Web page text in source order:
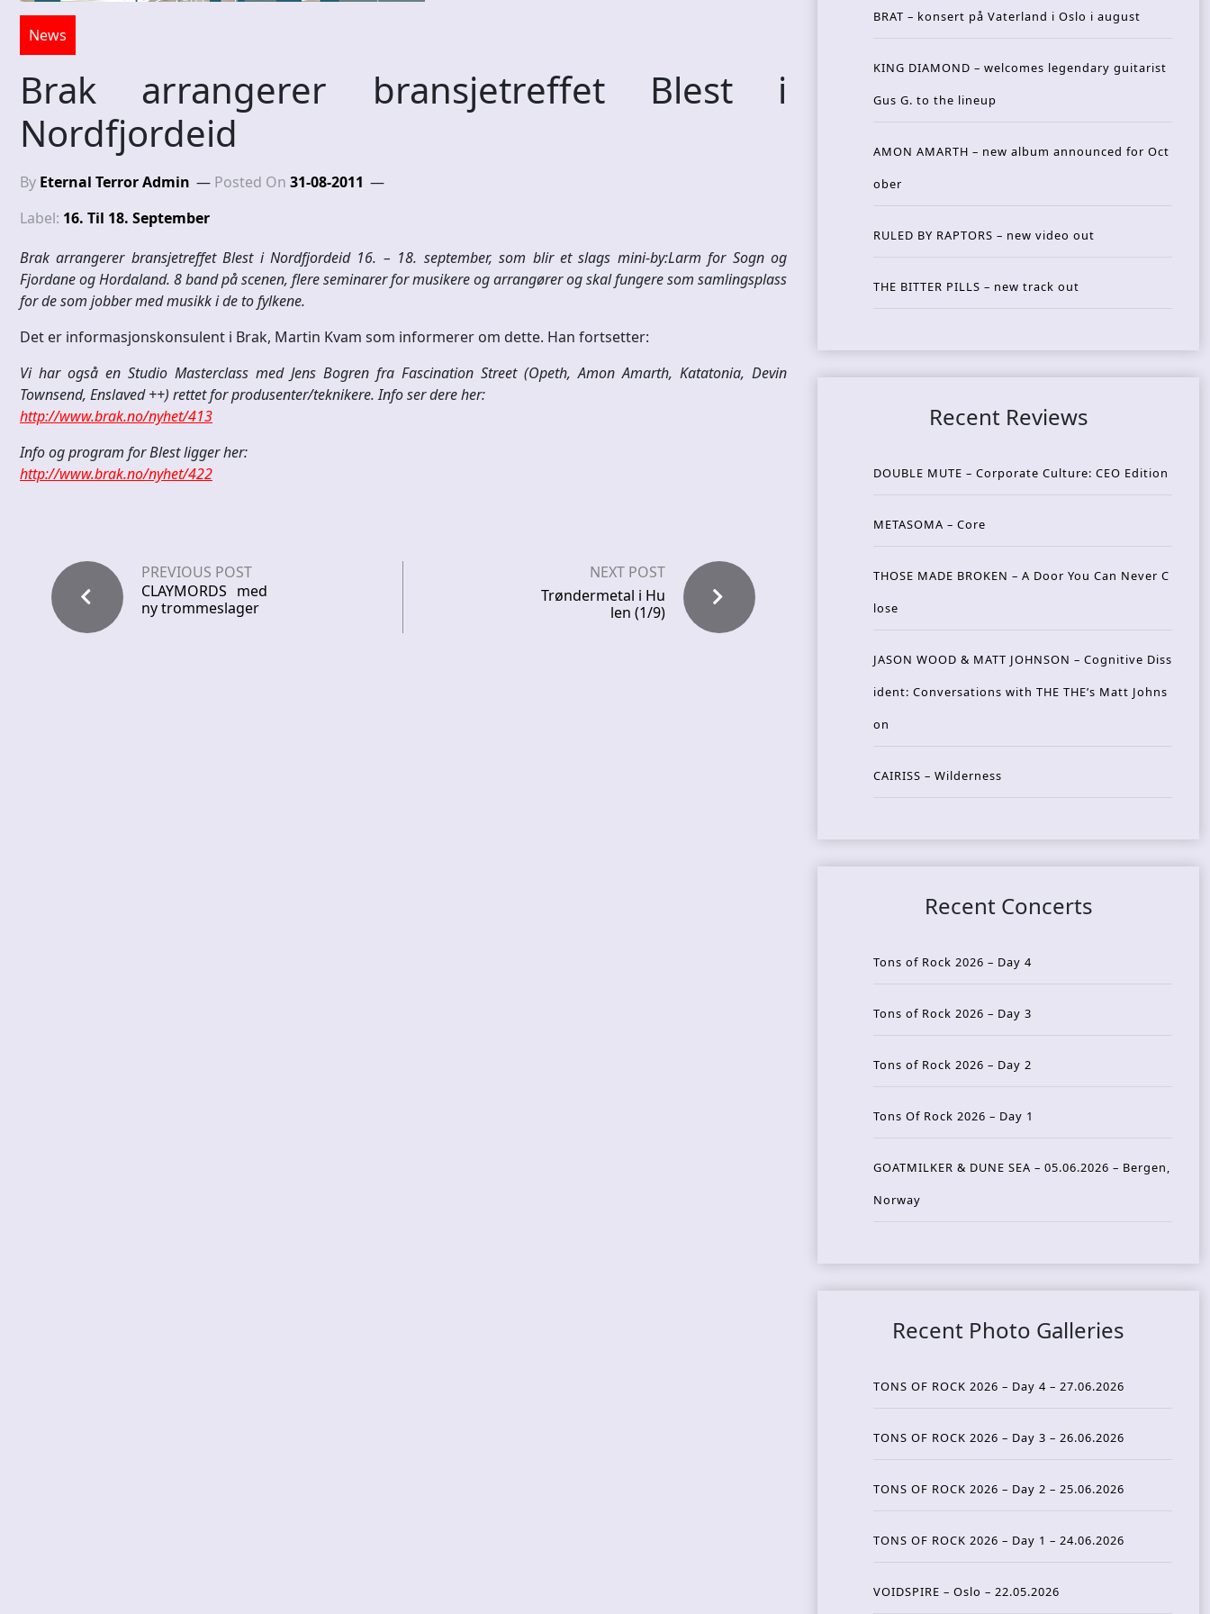
News
Brak arrangerer bransjetreffet Blest i
Nordfjordeid
By Eternal Terror Admin Posted On 31-08-2011
Label: 16. Til 18. September
Brak arrangerer bransjetreffet Blest i Nordfjordeid 16. – 18. september, som blir et slags mini-by:Larm for Sogn og
Fjordane og Hordaland. 8 band på scenen, flere seminarer for musikere og arrangører og skal fungere som samlingsplass
for de som jobber med musikk i de to fylkene.
Det er informasjonskonsulent i Brak, Martin Kvam som informerer om dette. Han fortsetter:
Vi har også en Studio Masterclass med Jens Bogren fra Fascination Street (Opeth, Amon Amarth, Katatonia, Devin
Townsend, Enslaved ++) rettet for produsenter/teknikere. Info ser dere her:
http://www.brak.no/nyhet/413
Info og program for Blest ligger her:
http://www.brak.no/nyhet/422
PREVIOUS POST
CLAYMORDS med
ny trommeslager
NEXT POST
Trøndermetal i Hu
len (1/9)
BRAT – konsert på Vaterland i Oslo i august
KING DIAMOND – welcomes legendary guitarist
Gus G. to the lineup
AMON AMARTH – new album announced for Oct
ober
RULED BY RAPTORS – new video out
THE BITTER PILLS – new track out
Recent Reviews
DOUBLE MUTE – Corporate Culture: CEO Edition
METASOMA – Core
THOSE MADE BROKEN – A Door You Can Never C
lose
JASON WOOD & MATT JOHNSON – Cognitive Diss
ident: Conversations with THE THE’s Matt Johns
on
CAIRISS – Wilderness
Recent Concerts
Tons of Rock 2026 – Day 4
Tons of Rock 2026 – Day 3
Tons of Rock 2026 – Day 2
Tons Of Rock 2026 – Day 1
GOATMILKER & DUNE SEA – 05.06.2026 – Bergen,
Norway
Recent Photo Galleries
TONS OF ROCK 2026 – Day 4 – 27.06.2026
TONS OF ROCK 2026 – Day 3 – 26.06.2026
TONS OF ROCK 2026 – Day 2 – 25.06.2026
TONS OF ROCK 2026 – Day 1 – 24.06.2026
VOIDSPIRE – Oslo – 22.05.2026